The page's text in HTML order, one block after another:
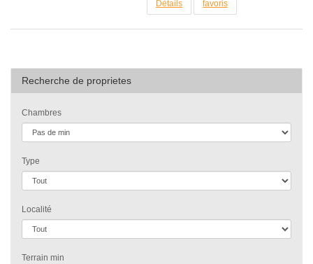
Détails favoris
Recherche de proprietes
Chambres
Type
Localité
Terrain min